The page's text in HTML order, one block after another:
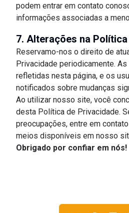
podem entrar em contato
informações associadas a
7. Alterações na
Reservamo-nos o direito de
Privacidade periodicamente.
refletidas nesta página, e os
notificados sobre mudanças
Ao utilizar nosso site, você
desta Política de Privacidade.
preocupações, entre em
meios disponíveis em nosso
Obrigado por confiar em nós!